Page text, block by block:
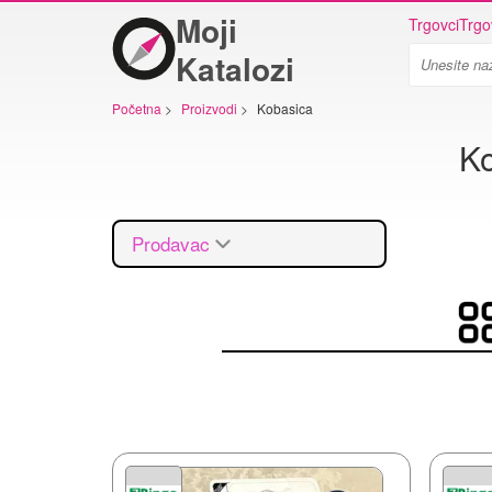
Moji
Katalozi
Trgovci
Početna > Proizvodi > Kobasica
Prodavac